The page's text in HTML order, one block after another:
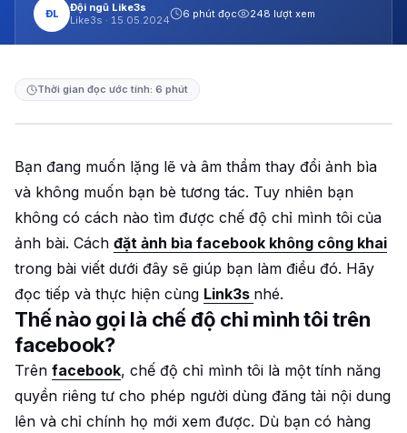
ĐL
Đội ngũ Like3s
Like3s · 15.05.2024
6 phút đọc 248 lượt xem
Thời gian đọc ước tính: 6 phút
Bạn đang muốn lặng lẽ và âm thầm thay đổi ảnh bìa
và không muốn bạn bè tương tác. Tuy nhiên bạn
không có cách nào tìm được chế độ chỉ mình tôi của
ảnh bài. Cách đặt ảnh bìa facebook không công khai
trong bài viết dưới đây sẽ giúp bạn làm điều đó. Hãy
đọc tiếp và thực hiện cùng Link3s nhé.
Thế nào gọi là chế độ chỉ mình tôi trên
facebook?
Trên facebook, chế độ chỉ mình tôi là một tính năng
quyền riêng tư cho phép người dùng đăng tải nội dung
lên và chỉ chính họ mới xem được. Dù bạn có hàng